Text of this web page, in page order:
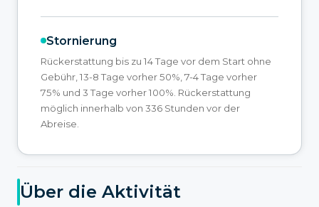
Stornierung
Rückerstattung bis zu 14 Tage vor dem Start ohne
Gebühr, 13-8 Tage vorher 50%, 7-4 Tage vorher
75% und 3 Tage vorher 100%. Rückerstattung
möglich innerhalb von 336 Stunden vor der
Abreise.
Über die Aktivität